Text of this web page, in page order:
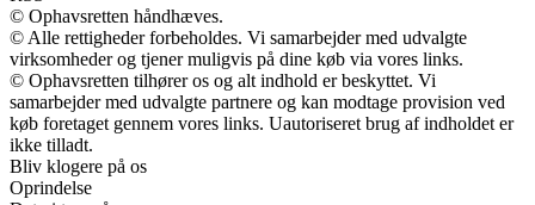
© Ophavsretten håndhæves.
© Alle rettigheder forbeholdes. Vi samarbejder med udvalgte
virksomheder og tjener muligvis på dine køb via vores links.
© Ophavsretten tilhører os og alt indhold er beskyttet. Vi
samarbejder med udvalgte partnere og kan modtage provision ved
køb foretaget gennem vores links. Uautoriseret brug af indholdet er
ikke tilladt.
Bliv klogere på os
Oprindelse